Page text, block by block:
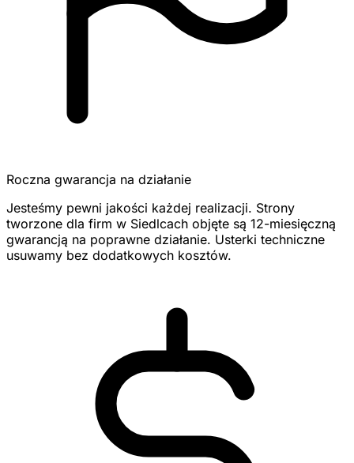
Roczna gwarancja na działanie
Jesteśmy pewni jakości każdej realizacji. Strony
tworzone dla firm w Siedlcach objęte są 12-miesięczną
gwarancją na poprawne działanie. Usterki techniczne
usuwamy bez dodatkowych kosztów.